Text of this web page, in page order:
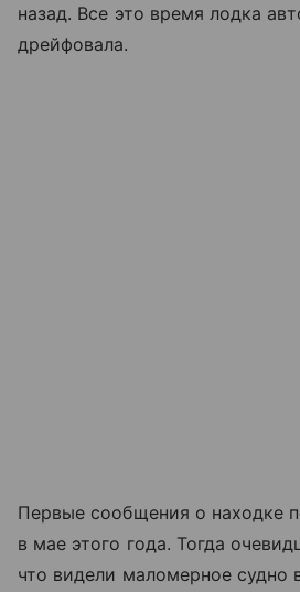
назад. Все это время лодка
дрейфовала.
Первые сообщения о находке
в мае этого года. Тогда
что видели маломерное судно